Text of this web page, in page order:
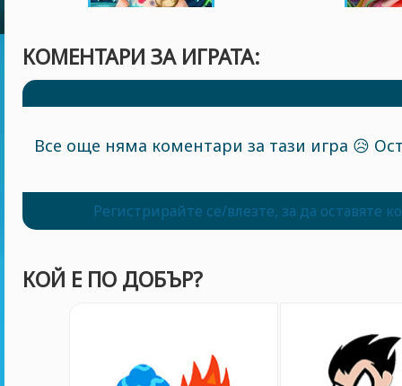
КОМЕНТАРИ ЗА ИГРАТА:
Все още няма коментари за тази игра 😥
Регистрирайте се/влезте, за да оставяте
КОЙ Е ПО ДОБЪР?